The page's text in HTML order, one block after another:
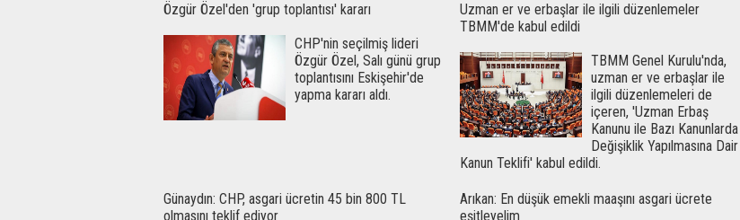
Özgür Özel'den 'grup toplantısı' kararı
CHP'nin seçilmiş lideri
Özgür Özel, Salı günü grup
toplantısını Eskişehir'de
yapma kararı aldı.
Uzman er ve erbaşlar ile ilgili düzenlemeler
TBMM'de kabul edildi
TBMM Genel Kurulu'nda,
uzman er ve erbaşlar ile
ilgili düzenlemeleri de
içeren, 'Uzman Erbaş
Kanunu ile Bazı Kanunlarda
Değişiklik Yapılmasına Dair
Kanun Teklifi' kabul edildi.
Günaydın: CHP, asgari ücretin 45 bin 800 TL
olmasını teklif ediyor
Arıkan: En düşük emekli maaşını asgari ücrete
eşitleyelim